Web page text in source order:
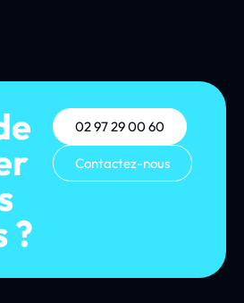
?
02 97 29 00 60
Contactez-nous